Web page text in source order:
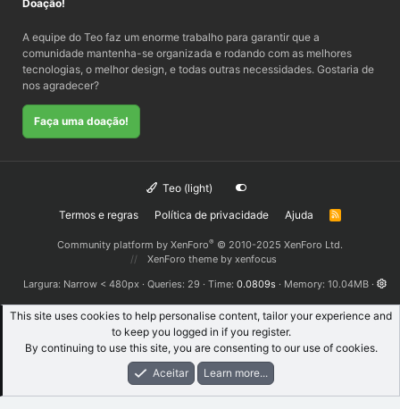
Doação!
A equipe do Teo faz um enorme trabalho para garantir que a
comunidade mantenha-se organizada e rodando com as melhores
tecnologias, o melhor design, e todas outras necessidades. Gostaria de
nos agradecer?
Faça uma doação!
Teo (light)
Termos e regras
Política de privacidade Ajuda
R
Community platform by XenForo® © 2010-2025 XenForo Ltd.
XenForo theme by xenfocus
Largura
Queries 29 Time 0.0809s Memory 10.04MB
This site uses cookies to help personalise content, tailor your experience and
to keep you logged in if you register.
By continuing to use this site, you are consenting to our use of cookies.
Aceitar
Learn more...